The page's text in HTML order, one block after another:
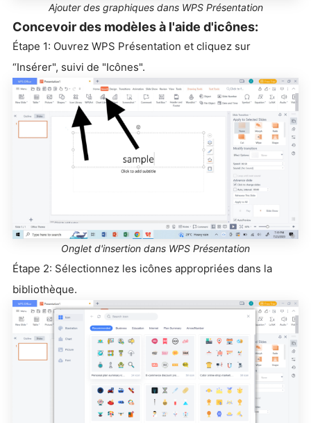
Ajouter des graphiques dans WPS Présentation
Concevoir des modèles à l'aide d'icônes:
Étape 1: Ouvrez WPS Présentation et cliquez sur
“Insérer", suivi de "Icônes".
Onglet d'insertion dans WPS Présentation
Étape 2: Sélectionnez les icônes appropriées dans la
bibliothèque.